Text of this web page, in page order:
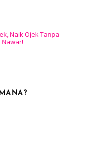
Naik Ojek Tanpa
Nawar!